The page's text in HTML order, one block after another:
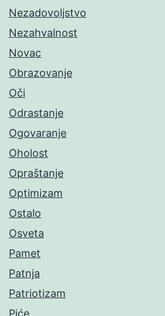
Nezadovoljstvo
Nezahvalnost
Novac
Obrazovanje
Oči
Odrastanje
Ogovaranje
Oholost
Opraštanje
Optimizam
Ostalo
Osveta
Pamet
Patnja
Patriotizam